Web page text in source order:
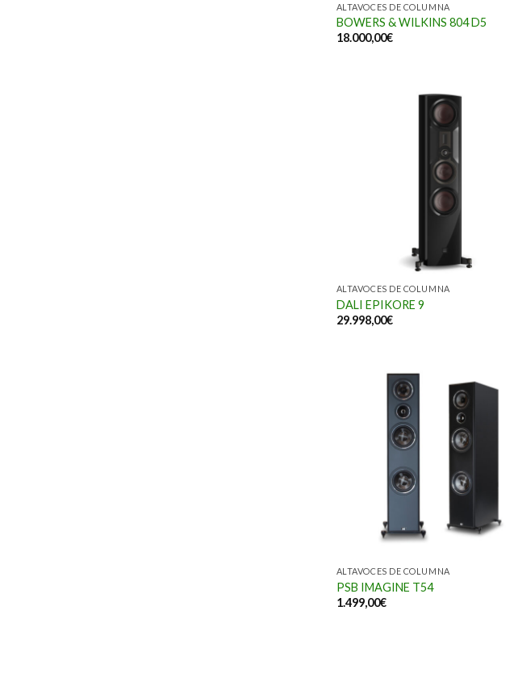
ALTAVOCES DE COLUMNA
BOWERS & WILKINS 804 D5
18.000,00€
ALTAVOCES DE COLUMNA
DALI EPIKORE 9
29.998,00€
ALTAVOCES DE COLUMNA
PSB IMAGINE T54
1.499,00€